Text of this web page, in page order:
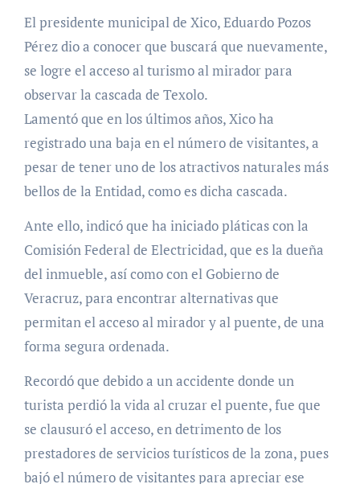
El presidente municipal de Xico, Eduardo Pozos
Pérez dio a conocer que buscará que nuevamente,
se logre el acceso al turismo al mirador para
observar la cascada de Texolo.
Lamentó que en los últimos años, Xico ha
registrado una baja en el número de visitantes, a
pesar de tener uno de los atractivos naturales más
bellos de la Entidad, como es dicha cascada.
Ante ello, indicó que ha iniciado pláticas con la
Comisión Federal de Electricidad, que es la dueña
del inmueble, así como con el Gobierno de
Veracruz, para encontrar alternativas que
permitan el acceso al mirador y al puente, de una
forma segura ordenada.
Recordó que debido a un accidente donde un
turista perdió la vida al cruzar el puente, fue que
se clausuró el acceso, en detrimento de los
prestadores de servicios turísticos de la zona, pues
bajó el número de visitantes para apreciar ese